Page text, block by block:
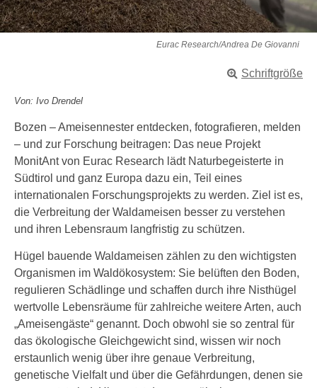
Eurac Research/Andrea De Giovanni
Schriftgröße
Von: Ivo Drendel
Bozen – Ameisennester entdecken, fotografieren, melden
– und zur Forschung beitragen: Das neue Projekt
MonitAnt von Eurac Research lädt Naturbegeisterte in
Südtirol und ganz Europa dazu ein, Teil eines
internationalen Forschungsprojekts zu werden. Ziel ist es,
die Verbreitung der Waldameisen besser zu verstehen
und ihren Lebensraum langfristig zu schützen.
Hügel bauende Waldameisen zählen zu den wichtigsten
Organismen im Waldökosystem: Sie belüften den Boden,
regulieren Schädlinge und schaffen durch ihre Nisthügel
wertvolle Lebensräume für zahlreiche weitere Arten, auch
„Ameisengäste“ genannt. Doch obwohl sie so zentral für
das ökologische Gleichgewicht sind, wissen wir noch
erstaunlich wenig über ihre genaue Verbreitung,
genetische Vielfalt und über die Gefährdungen, denen sie